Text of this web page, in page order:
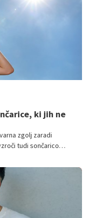
ki jih ne
zgolj zaradi
tudi sončarico
zdravju.